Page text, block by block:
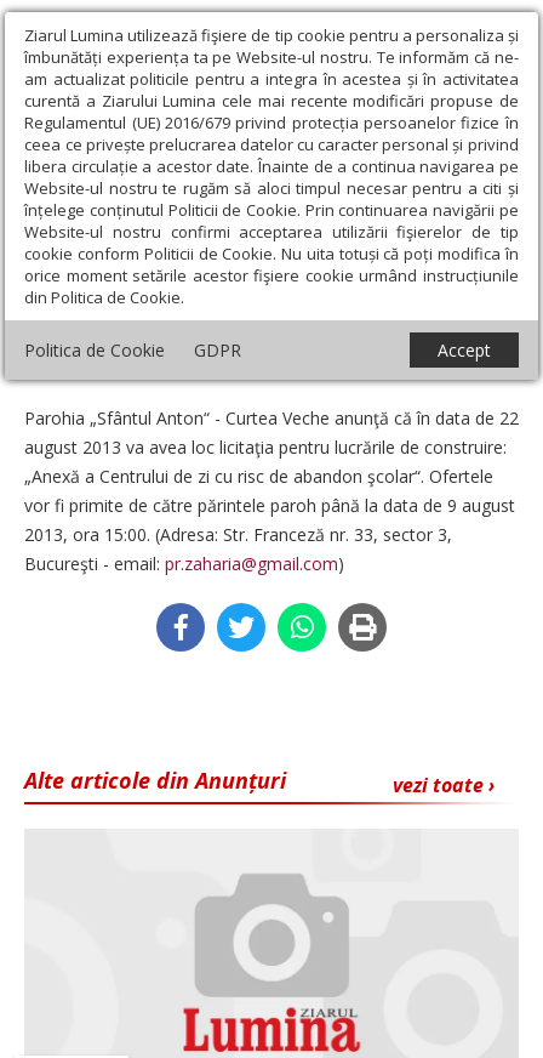
Ziarul Lumina utilizează fişiere de tip cookie pentru a personaliza și
îmbunătăți experiența ta pe Website-ul nostru. Te informăm că ne-
am actualizat politicile pentru a integra în acestea și în activitatea
curentă a Ziarului Lumina cele mai recente modificări propuse de
Regulamentul (UE) 2016/679 privind protecția persoanelor fizice în
ceea ce privește prelucrarea datelor cu caracter personal și privind
libera circulație a acestor date. Înainte de a continua navigarea pe
Website-ul nostru te rugăm să aloci timpul necesar pentru a citi și
înțelege conținutul Politicii de Cookie. Prin continuarea navigării pe
Website-ul nostru confirmi acceptarea utilizării fişierelor de tip
cookie conform Politicii de Cookie. Nu uita totuși că poți modifica în
orice moment setările acestor fişiere cookie urmând instrucțiunile
din Politica de Cookie.
Politica de Cookie GDPR Accept
Ziarul Lumina › Anunțuri › Licitaţie la Parohia „Sfântul Anton“ -
Curtea Veche
Licitaţie la Parohia „Sfântul Anton“ - Curtea
Veche
Data: 01 August 2013
Parohia „Sfântul Anton“ - Curtea Veche anunţă că în data de 22
august 2013 va avea loc licitaţia pentru lucrările de construire:
„Anexă a Centrului de zi cu risc de abandon şcolar“. Ofertele
vor fi primite de către părintele paroh până la data de 9 august
2013, ora 15:00. (Adresa: Str. Franceză nr. 33, sector 3,
Bucureşti - email: pr.zaharia@gmail.com)
vezi toate ›
Alte articole din Anunțuri